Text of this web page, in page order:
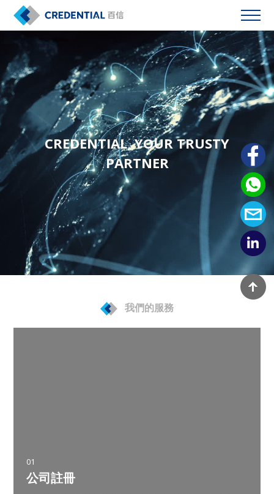
CREDENTIAL, YOUR TRUSTY
PARTNER
我們的服務
01
公司註冊